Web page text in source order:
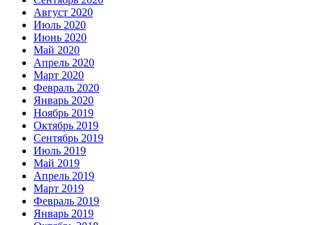
Август 2020
Июль 2020
Июнь 2020
Май 2020
Апрель 2020
Март 2020
Февраль 2020
Январь 2020
Ноябрь 2019
Октябрь 2019
Сентябрь 2019
Июль 2019
Май 2019
Апрель 2019
Март 2019
Февраль 2019
Январь 2019